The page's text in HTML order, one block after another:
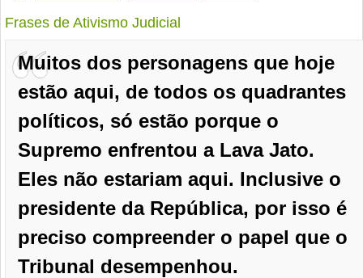
Frases de Ativismo Judicial
Muitos dos personagens que hoje
estão aqui, de todos os quadrantes
políticos, só estão porque o
Supremo enfrentou a Lava Jato.
Eles não estariam aqui. Inclusive o
presidente da República, por isso é
preciso compreender o papel que o
Tribunal desempenhou.